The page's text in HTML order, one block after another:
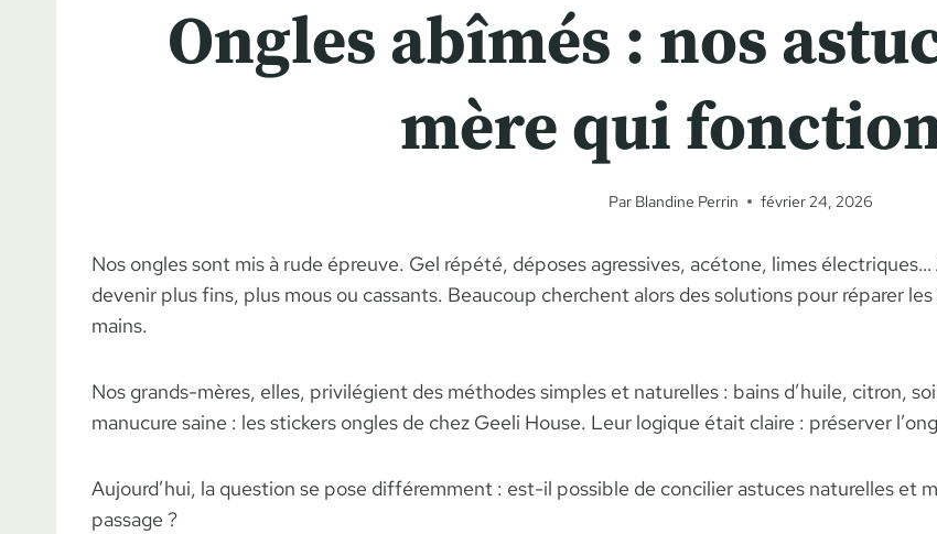
Ongles abîmés : nos
mère qui
Par Blandine Perrin février 24, 2026
Nos ongles sont mis à rude épreuve. Gel répété, déposes agressives, acétone, limes
devenir plus fins, plus mous ou cassants. Beaucoup cherchent alors des solutions pour réparer
mains.
Nos grands-mères, elles, privilégient des méthodes simples et naturelles : bains d’huile, citron,
manucure saine : les stickers ongles de chez Geeli House. Leur logique était claire : préserver
Aujourd’hui, la question se pose différemment : est-il possible de concilier astuces naturelles et
passage ?